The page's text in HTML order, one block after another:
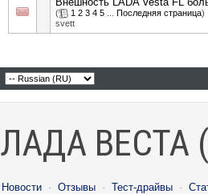
( 1 2 3 4 5 Последняя страница)
svett
ЛАДА ВЕСТА
Новости · Отзывы · Тест-драйвы ·